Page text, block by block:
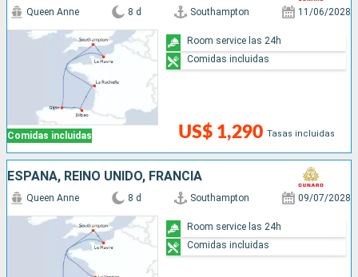
Comidas incluidas
Queen Anne 8 d Southampton 11/06/2028
US$ 1,290 Tasas incluidas
Room service las 24h
Comidas incluidas
ESPAÑA, REINO UNIDO, FRANCIA
Queen Anne 8 d Southampton 09/07/2028
Room service las 24h
Comidas incluidas